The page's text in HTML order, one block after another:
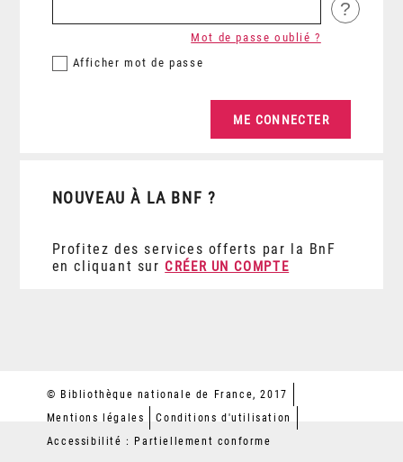
?
Afficher mot de passe
Mot de passe oublié ?
NOUVEAU À LA BNF ?
Profitez des services offerts par la BnF
en cliquant sur CRÉER UN COMPTE
© Bibliothèque nationale de France, 2017
Mentions légales
Conditions d'utilisation
Accessibilité : Partiellement conforme